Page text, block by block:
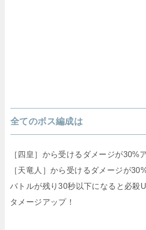
全てのボス編成は
［四皇］から受けるダメージが30%
［天竜人］から受けるダメージが
バトルが残り30秒以下になると必殺
タメージアップ！